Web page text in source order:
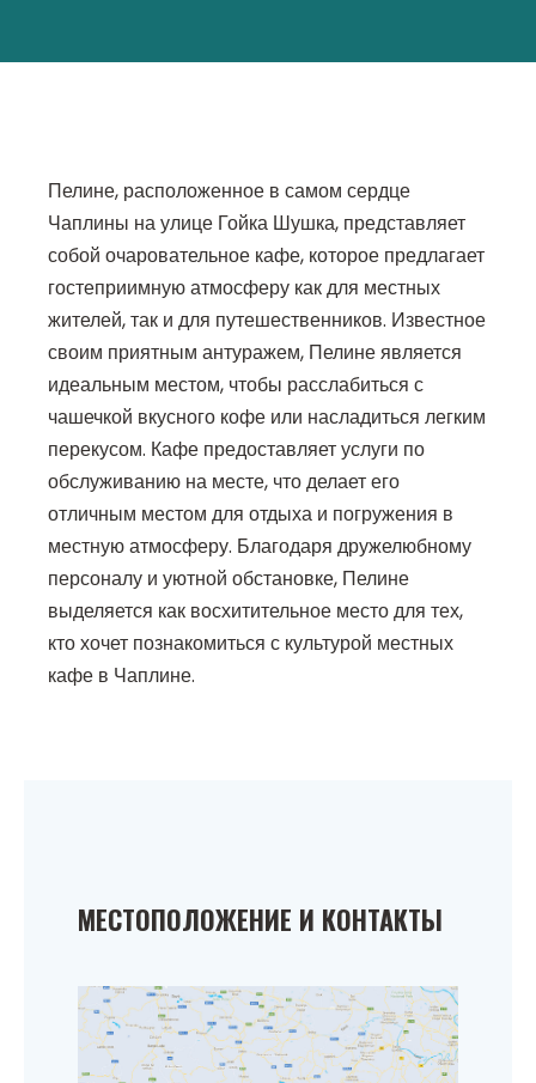
Пелине, расположенное в самом сердце
Чаплины на улице Гойка Шушка, представляет
собой очаровательное кафе, которое предлагает
гостеприимную атмосферу как для местных
жителей, так и для путешественников. Известное
своим приятным антуражем, Пелине является
идеальным местом, чтобы расслабиться с
чашечкой вкусного кофе или насладиться легким
перекусом. Кафе предоставляет услуги по
обслуживанию на месте, что делает его
отличным местом для отдыха и погружения в
местную атмосферу. Благодаря дружелюбному
персоналу и уютной обстановке, Пелине
выделяется как восхитительное место для тех,
кто хочет познакомиться с культурой местных
кафе в Чаплине.
МЕСТОПОЛОЖЕНИЕ И КОНТАКТЫ